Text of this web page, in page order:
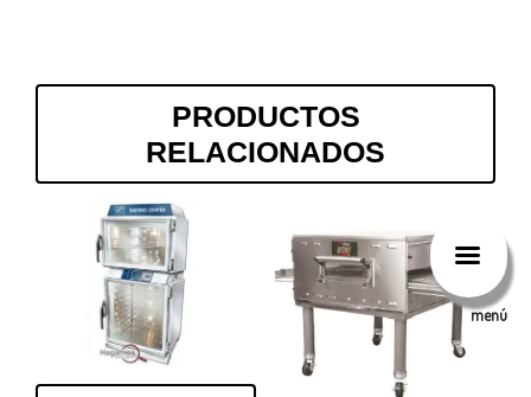
PRODUCTOS
RELACIONADOS
menú